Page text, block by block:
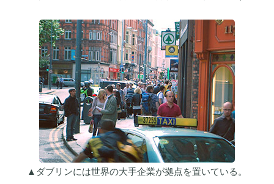
▲ダブリンには世界の大手企業が拠点を置いている。